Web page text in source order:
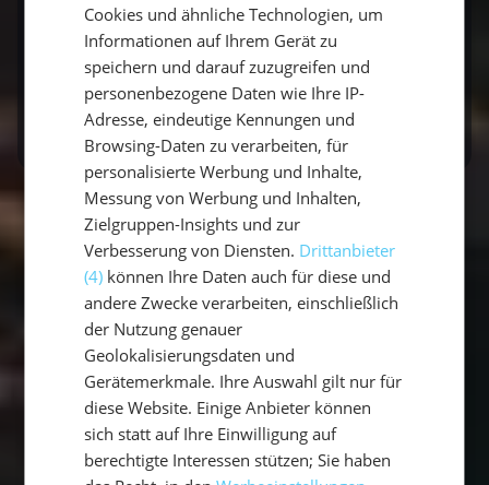
Anfrage eine Einzelkabine erhalten. Wie
es Dir gefällt!
Kontakt
Cookies und ähnliche Technologien, um
Informationen auf Ihrem Gerät zu
speichern und darauf zuzugreifen und
personenbezogene Daten wie Ihre IP-
Adresse, eindeutige Kennungen und
Browsing-Daten zu verarbeiten, für
personalisierte Werbung und Inhalte,
Messung von Werbung und Inhalten,
Zielgruppen-Insights und zur
Verbesserung von Diensten. Drittanbieter
(4) können Ihre Daten auch für diese und
andere Zwecke verarbeiten, einschließlich
der Nutzung genauer
Geolokalisierungsdaten und
Gerätemerkmale. Ihre Auswahl gilt nur für
diese Website. Einige Anbieter können
sich statt auf Ihre Einwilligung auf
berechtigte Interessen stützen; Sie haben